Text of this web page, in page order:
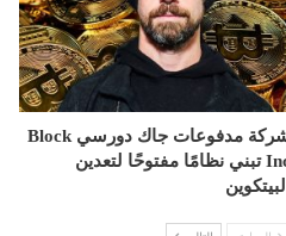
شركة مدفوعات جاك دورسي Block
Inc تبني نظامًا مفتوحًا لتعدين
البيتكوين